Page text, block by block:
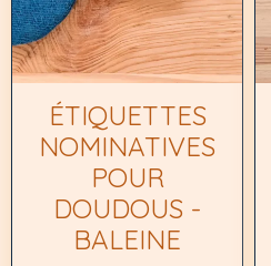
ÉTIQUETTES
NOMINATIVES
POUR
DOUDOUS -
BALEINE